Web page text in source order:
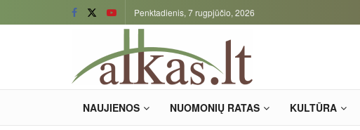
Penktadienis, 7 rugpjūčio, 2026
NAUJIENOS NUOMONIŲ RATAS KULTŪRA